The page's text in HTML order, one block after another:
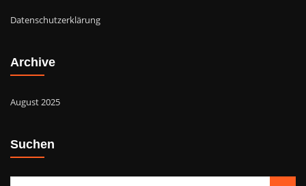
Datenschutzerklärung
Archive
August 2025
Suchen